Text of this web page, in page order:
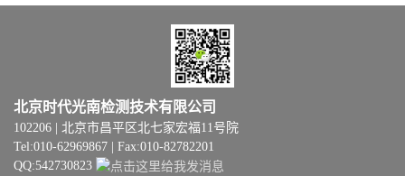
北京时代光南检测技术有限公司
102206 | 北京市昌平区北七家宏福11号院
Tel:010-62969867 | Fax:010-82782201
QQ:542730823